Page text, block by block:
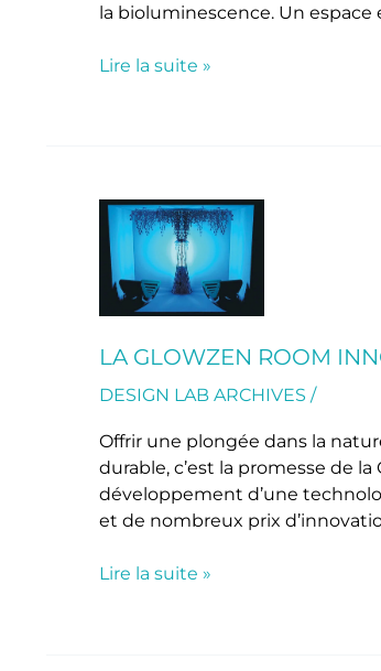
la bioluminescence. Un
Lire la suite »
LA GLOWZEN ROOM
DESIGN LAB ARCHIVES /
Offrir une plongée dans la
durable, c’est la promesse de
développement d’une
et de nombreux prix
La
Glowzen
Room
innovation
wellness
mode
2.0
Lire la suite »